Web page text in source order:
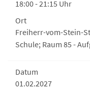
18:00 - 21:15 Uhr
Ort
Freiherr-vom-Stein-
Schule; Raum 85 -
Datum
01.02.2027